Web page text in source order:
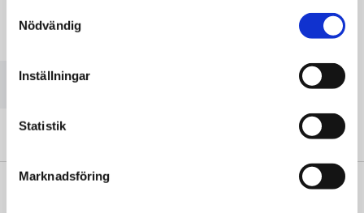
Nödvändig
Inställningar
Statistik
Marknadsföring
Vänligen acceptera marknadsföringscookies för att se